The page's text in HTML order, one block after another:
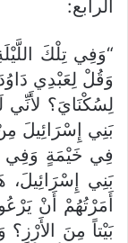
الرابع:
“وَفِي تِلْكَ
وَقُلْ لِعَبْدِي
لِسُكْنَايَ؟
بَنِي إِسْرَائِيلَ
فِي خَيْمَةٍ
بَنِي
أَمَرْتُهُمْ أَنْ
بَيْتاً مِنَ